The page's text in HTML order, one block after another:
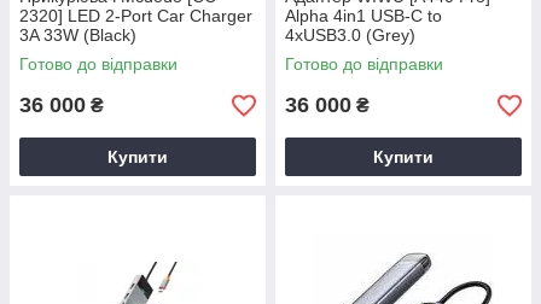
2320] LED 2-Port Car Charger
3A 33W (Black)
Готово до відправки
36 000 ₴
Купити
Alpha 4in1 USB-C to
4xUSB3.0 (Grey)
Готово до відправки
36 000 ₴
Купити